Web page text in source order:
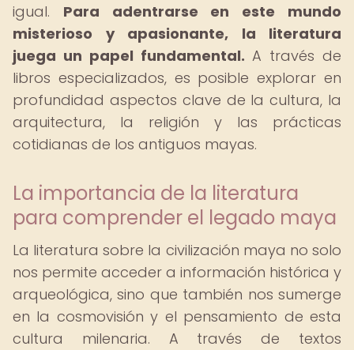
igual. Para adentrarse en este mundo
misterioso y apasionante, la literatura
juega un papel fundamental. A través de
libros especializados, es posible explorar en
profundidad aspectos clave de la cultura, la
arquitectura, la religión y las prácticas
cotidianas de los antiguos mayas.
La importancia de la literatura
para comprender el legado maya
La literatura sobre la civilización maya no solo
nos permite acceder a información histórica y
arqueológica, sino que también nos sumerge
en la cosmovisión y el pensamiento de esta
cultura milenaria. A través de textos